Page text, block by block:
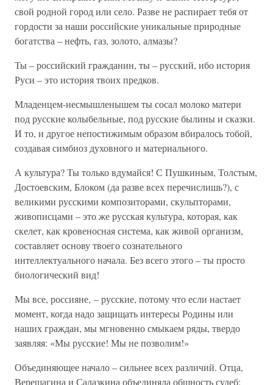
свой родной город или село. Разве не распирает тебя от
гордости за наши российские уникальные природные
богатства – нефть, газ, золото, алмазы?
Ты – российский гражданин, ты – русский, ибо история
Руси – это история твоих предков.
Младенцем-несмышленышем ты сосал молоко матери
под русские колыбельные, под русские былины и сказки.
И то, и другое непостижимым образом вбиралось тобой,
создавая симбиоз духовного и материального.
А культура? Ты только вдумайся! С Пушкиным, Толстым,
Достоевским, Блоком (да разве всех перечислишь?), с
великими русскими композиторами, скульпторами,
живописцами – это же русская культура, которая, как
скелет, как кровеносная система, как живой организм,
составляет основу твоего сознательного
интеллектуального начала. Без всего этого – ты просто
биологический вид!
Мы все, россияне, – русские, потому что если настает
момент, когда надо защищать интересы Родины или
наших граждан, мы мгновенно смыкаем ряды, твердо
заявляя: «Мы русские! Мы не позволим!»
Объединяющее начало – сильнее всех различий. Отца,
Верещагина и Салазкина объединяла общность судеб: